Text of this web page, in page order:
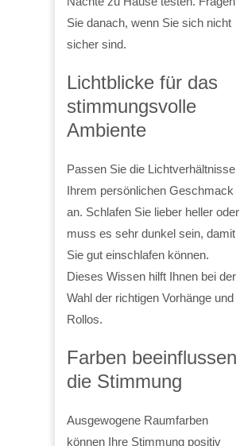
Sie danach, wenn Sie sich nicht
sicher sind.
Lichtblicke für das
stimmungsvolle
Ambiente
Passen Sie die Lichtverhältnisse
Ihrem persönlichen Geschmack
an. Schlafen Sie lieber heller oder
muss es sehr dunkel sein, damit
Sie gut einschlafen können.
Dieses Wissen hilft Ihnen bei der
Wahl der richtigen Vorhänge und
Rollos.
Farben beeinflussen
die Stimmung
Ausgewogene Raumfarben
können Ihre Stimmung positiv